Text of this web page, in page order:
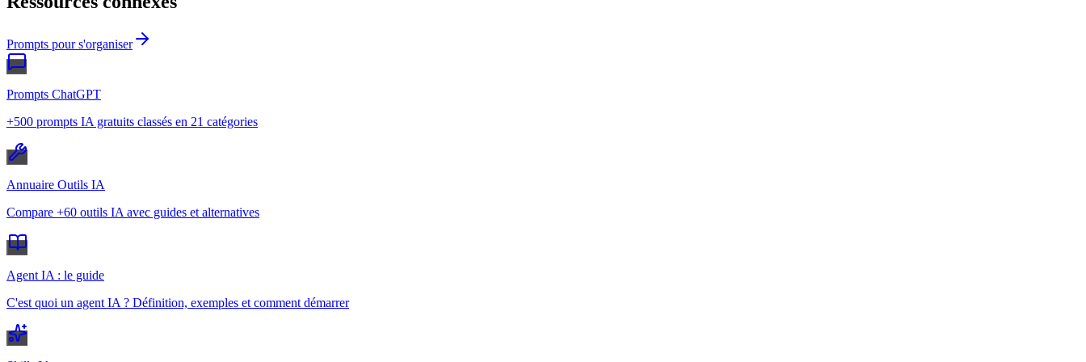
Prompts pour s'organiser
Prompts ChatGPT
+500 prompts IA gratuits classés en 21 catégories
Annuaire Outils IA
Compare +60 outils IA avec guides et alternatives
Agent IA : le guide
C'est quoi un agent IA ? Définition, exemples et comment démarrer